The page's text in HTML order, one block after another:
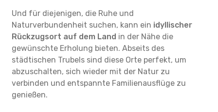
Und für diejenigen, die Ruhe und
Naturverbundenheit suchen, kann ein idyllischer
Rückzugsort auf dem Land in der Nähe die
gewünschte Erholung bieten. Abseits des
städtischen Trubels sind diese Orte perfekt, um
abzuschalten, sich wieder mit der Natur zu
verbinden und entspannte Familienausflüge zu
genießen.